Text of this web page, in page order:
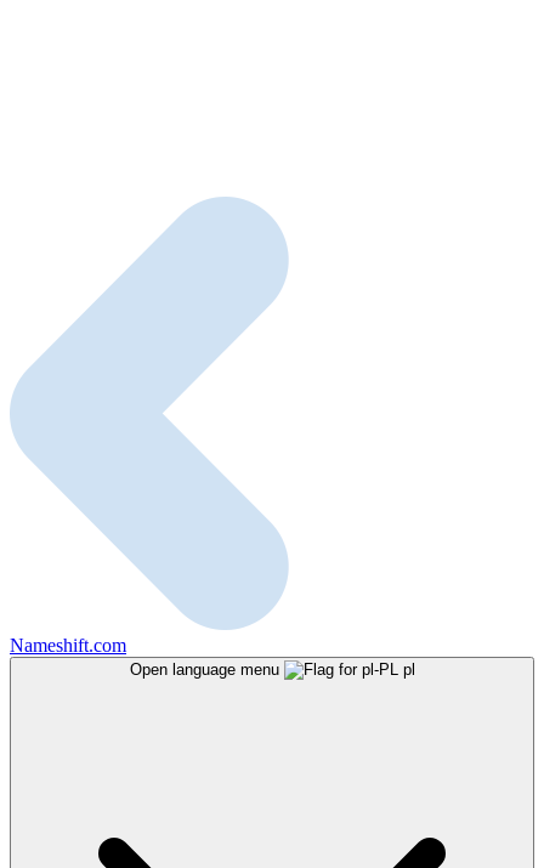
Nameshift.com
Open language menu pl